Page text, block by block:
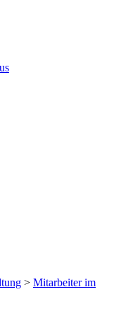
> Mitarbeiter im